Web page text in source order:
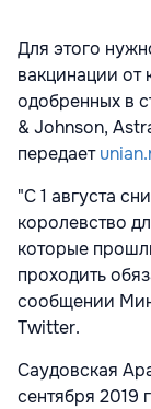
Для этого
вакцинации от
одобренных в
& Johnson,
передает
"С 1 августа
королевство
которые
проходить
сообщении
Twitter.
Саудовская
сентября 2019